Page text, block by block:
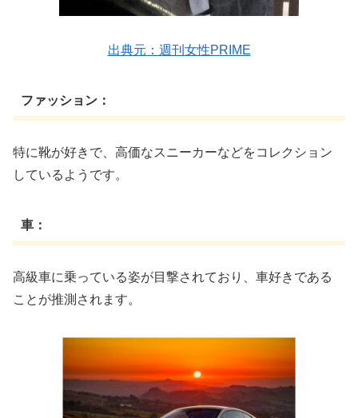
出典元：週刊女性PRIME
ファッション：
特に靴が好きで、高価なスニーカーなどをコレクション
しているようです。
車：
高級車に乗っている姿が目撃されており、車好きである
ことが推測されます。